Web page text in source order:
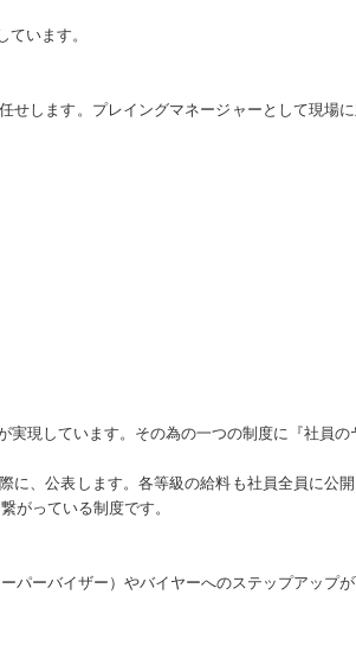
います。
します。プレイングマネージャーとして現場
現しています。その為の一つの制度に『社員の
に、公表します。各等級の給料も社員全員に公
がっている制度です。
パーバイザー）やバイヤーへのステップアップが